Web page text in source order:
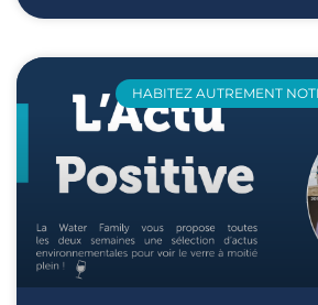
HABITEZ AUTREMENT